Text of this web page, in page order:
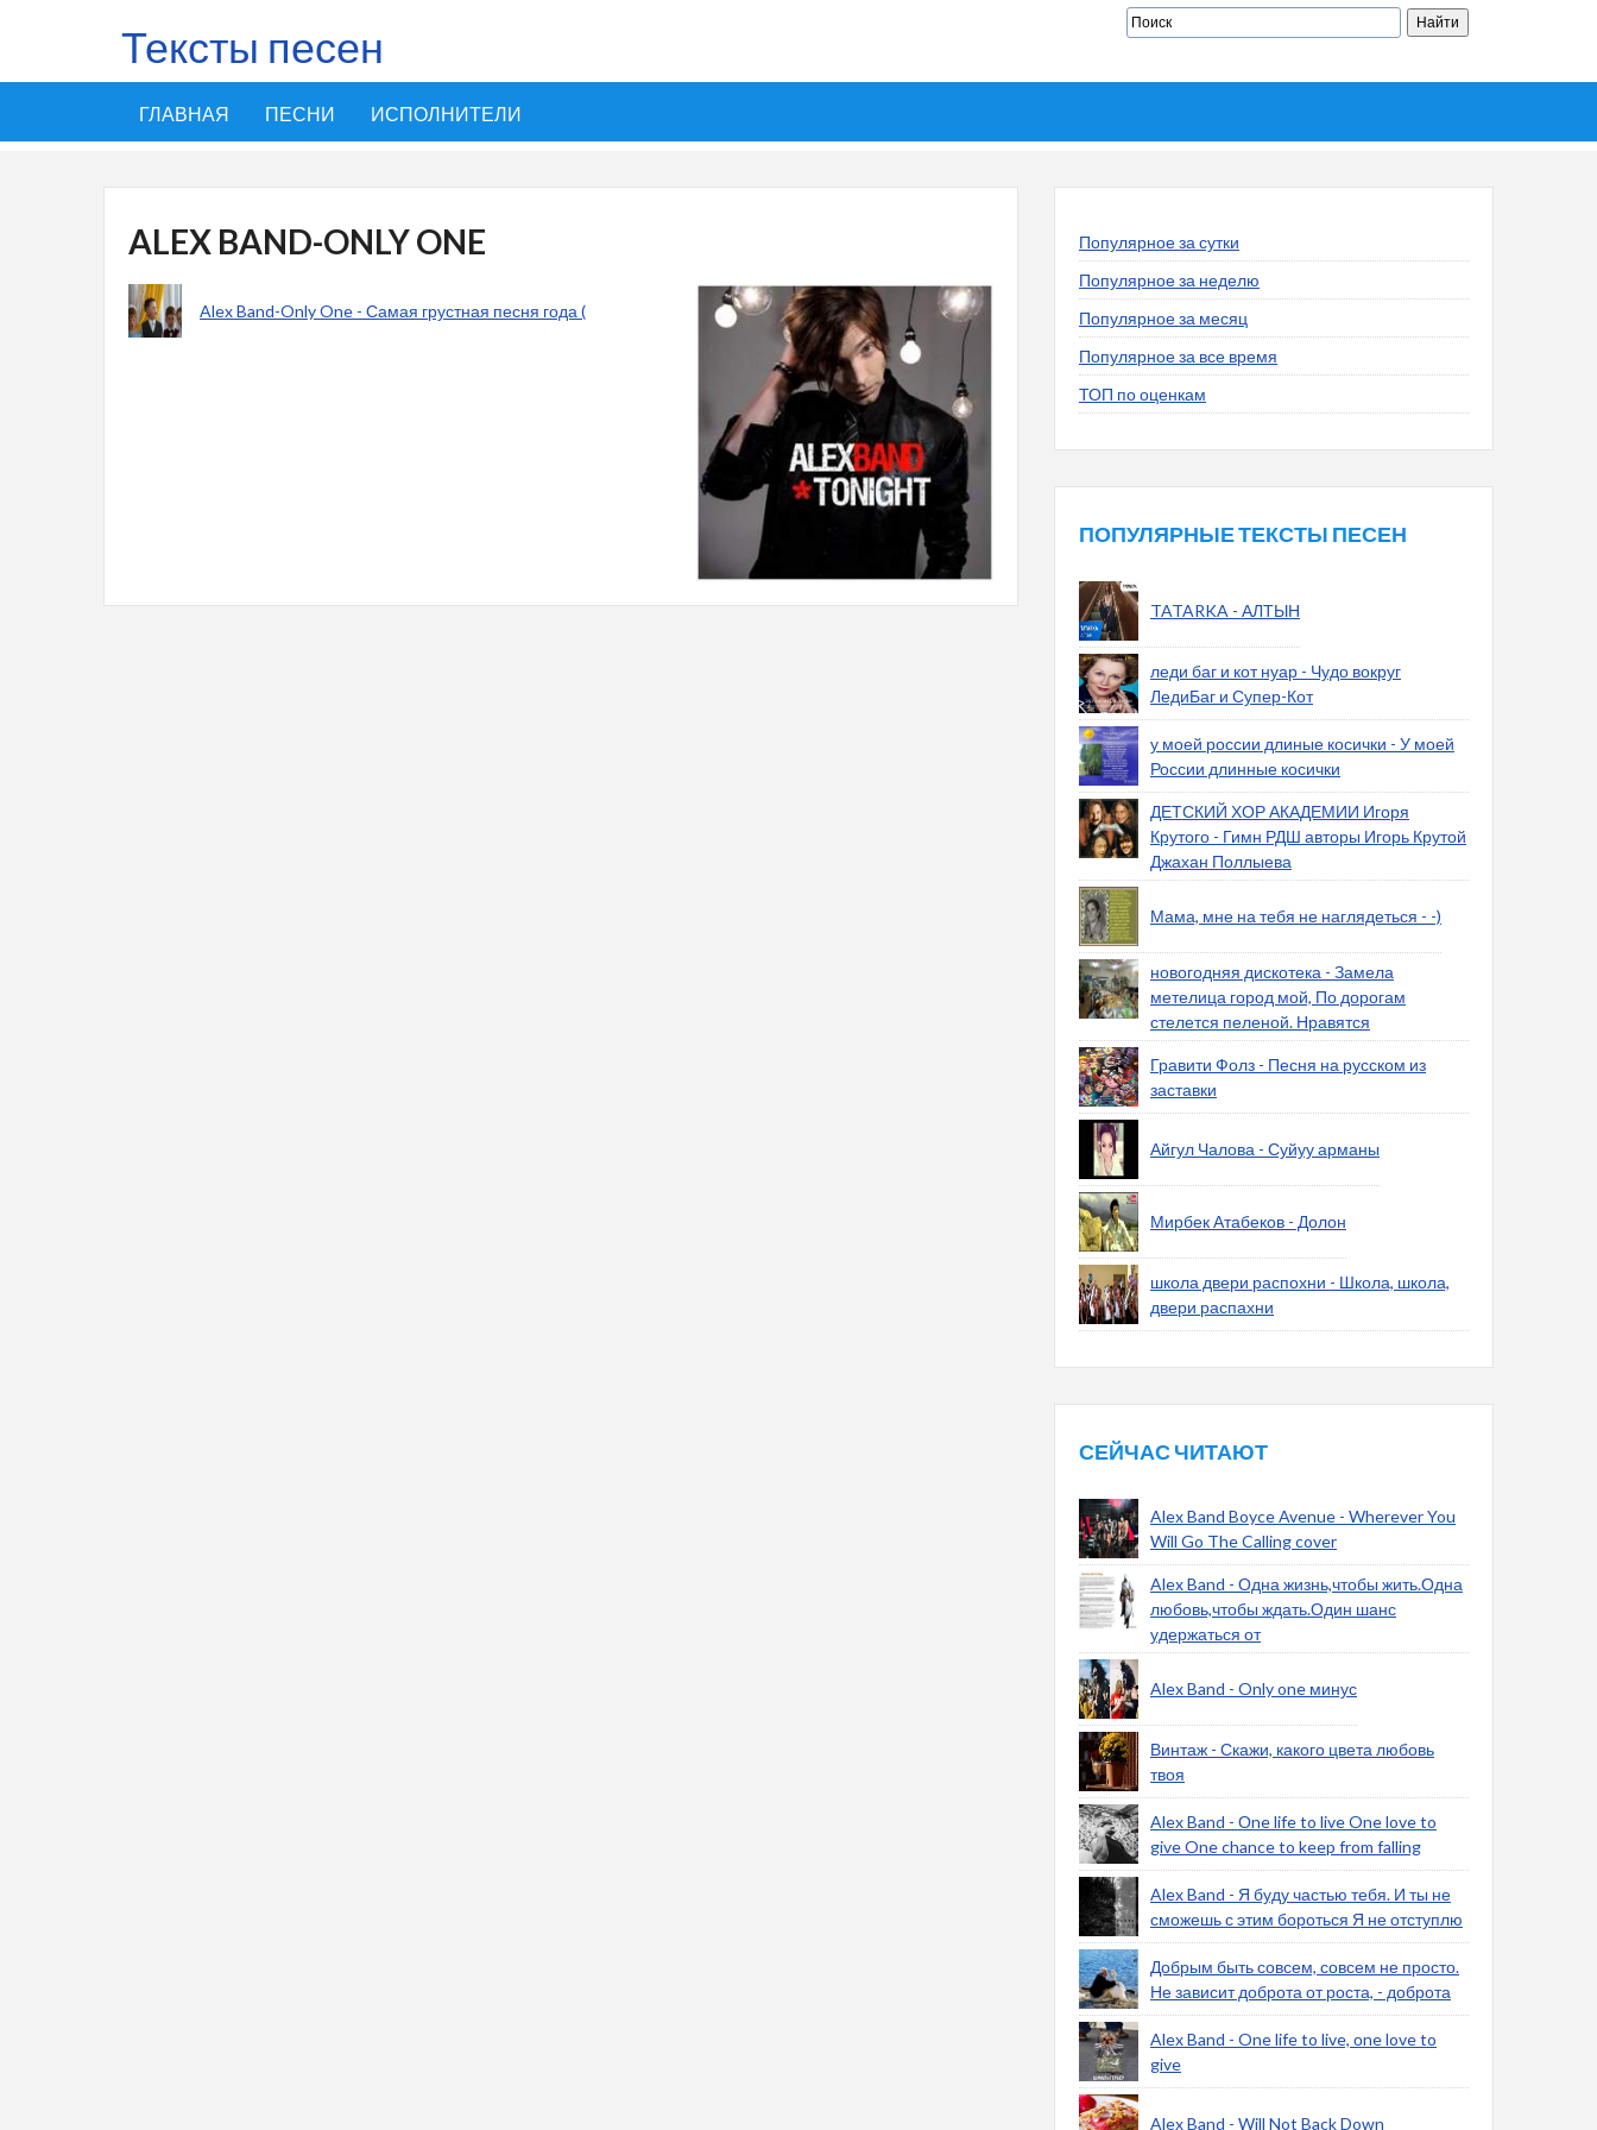
Тексты песен
ГЛАВНАЯ ПЕСНИ ИСПОЛНИТЕЛИ
ALEX BAND-ONLY ONE
Alex Band-Only One - Самая грустная песня года (
Популярное за сутки
Популярное за неделю
Популярное за месяц
Популярное за все время
ТОП по оценкам
ПОПУЛЯРНЫЕ ТЕКСТЫ ПЕСЕН
TATARKA - АЛТЫН
леди баг и кот нуар - Чудо вокруг
ЛедиБаг и Супер-Кот
у моей россии длиные косички - У моей
России длинные косички
ДЕТСКИЙ ХОР АКАДЕМИИ Игоря
Крутого - Гимн РДШ авторы Игорь Крутой
Джахан Поллыева
Мама, мне на тебя не наглядеться - -)
новогодняя дискотека - Замела
метелица город мой, По дорогам
стелется пеленой. Нравятся
Гравити Фолз - Песня на русском из
заставки
Айгул Чалова - Суйуу арманы
Мирбек Атабеков - Долон
школа двери распохни - Школа, школа,
двери распахни
СЕЙЧАС ЧИТАЮТ
Alex Band Boyce Avenue - Wherever You
Will Go The Calling cover
Alex Band - Одна жизнь,чтобы жить.Одна
любовь,чтобы ждать.Один шанс
удержаться от
Alex Band - Only one минус
Винтаж - Скажи, какого цвета любовь
твоя
Alex Band - Оne life to live One love to
give One chance to keep from falling
Alex Band - Я буду частью тебя. И ты не
сможешь с этим бороться Я не отступлю
Добрым быть совсем, совсем не просто.
Не зависит доброта от роста, - доброта
Alex Band - One life to live, оne love to
give
Alex Band - Will Not Back Down